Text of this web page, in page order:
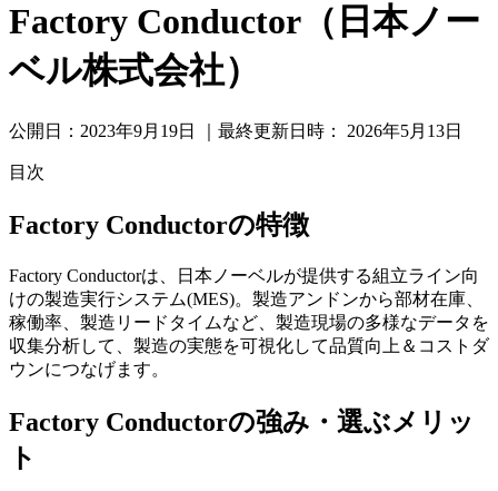
Factory Conductor（日本ノー
ベル株式会社）
公開日： 2023年9月19日 ｜最終更新日時： 2026年5月13日
目次
Factory Conductorの特徴
Factory Conductorは、日本ノーベルが提供する組立ライン向
けの製造実行システム(MES)。製造アンドンから部材在庫、
稼働率、製造リードタイムなど、製造現場の多様なデータを
収集分析して、製造の実態を可視化して品質向上＆コストダ
ウンにつなげます。
Factory Conductorの強み・選ぶメリッ
ト